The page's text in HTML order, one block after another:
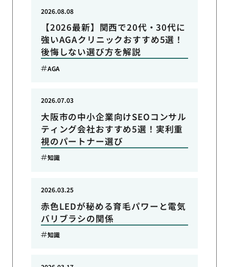
【2026最新】関西で20代・30代に
強いAGAクリニックおすすめ5選！
後悔しない選び方を解説
2026.08.08
AGA
大阪市の中小企業向けSEOコンサル
ティング会社おすすめ5選！実利重
視のパートナー選び
2026.07.03
知識
赤色LEDが秘める育毛パワーと電気
バリブラシの関係
2026.03.25
知識